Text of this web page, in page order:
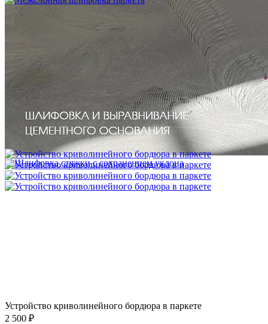
Межслойная шлифовка паркета
Устройство криволинейного бордюра в паркете
2 500 ₽